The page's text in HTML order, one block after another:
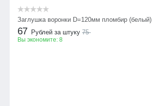
Заглушка воронки D=120мм пломбир (белый)
67 Рублей за штуку 75
Вы экономите: 8